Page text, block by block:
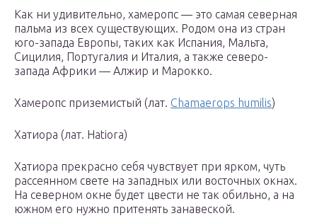
Как ни удивительно, хамеропс — это самая северная
пальма из всех существующих. Родом она из стран
юго-запада Европы, таких как Испания, Мальта,
Сицилия, Португалия и Италия, а также северо-
запада Африки — Алжир и Марокко.
Хамеропс приземистый (лат. Chamaerops humilis)
Хатиора (лат. Hatiora)
Хатиора прекрасно себя чувствует при ярком, чуть
рассеянном свете на западных или восточных окнах.
На северном окне будет цвести не так обильно, а на
южном его нужно притенять занавеской.